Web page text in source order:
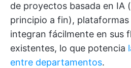
de proyectos basada en IA
principio a fin),
integran fácilmente en sus
existentes, lo que potencia
entre departamentos.